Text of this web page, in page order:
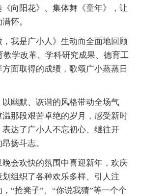
向阳花》、集体舞《童年》，让
怀。
我是广小人》生动而全面地回顾
教学改革、学科研究成果、德育工
面取得的成绩，歌颂广小蒸蒸日
幽默、诙谐的风格带动全场气
那段艰苦卓绝的岁月，感受新时
达了广小人不忘初心、继往开
扬斗志。
会欢快的氛围中喜迎新年，欢庆
组织了各种欢乐多样、引人注
“抢凳子”、“你说我猜”等一个个